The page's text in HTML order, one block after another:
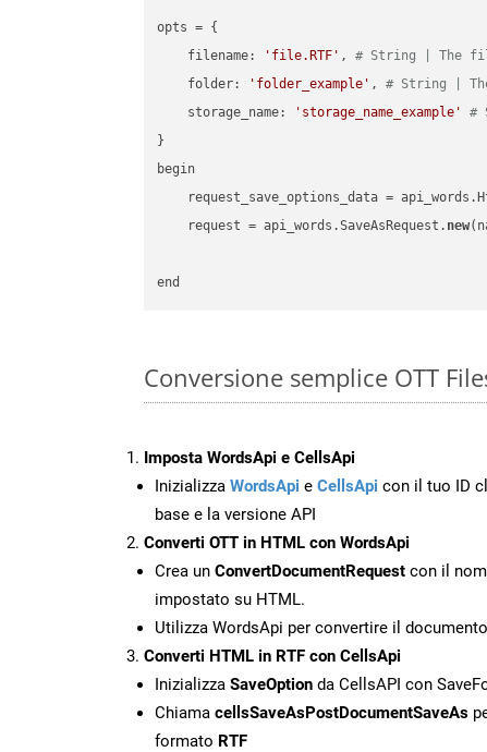
opts = {
    filename:
'file.RTF' , # String | The
    folder:
'folder_example' , # String |
    storage_name:
'storage_name_example'
#
}
begin
request_save_options_data =
    request = api_words.SaveAsRequest.
new
Conversione semplice OTT
Imposta WordsApi e CellsApi
Inizializza WordsApi e CellsApi con il tuo ID
base e la versione API
Converti OTT in HTML con WordsApi
Crea un ConvertDocumentRequest con il
impostato su HTML.
Utilizza WordsApi per convertire il
Converti HTML in RTF con CellsApi
Inizializza SaveOption da CellsAPI con
Chiama cellsSaveAsPostDocumentSaveAs
formato RTF